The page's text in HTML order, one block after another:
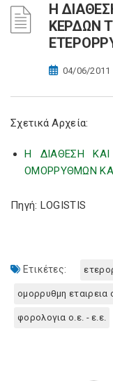
H
ΚΕΡΔΩΝ
04/06/2011
Σχετικά Αρχεία:
H ΔΙΑΘΕΣΗ
OΜΟΡΡΥΘΜΩΝ
Πηγή: LOGISTIS
Ετικέτες:
ομορρυθμη εταιρεια
φορολογια ο.ε. - ε.ε.